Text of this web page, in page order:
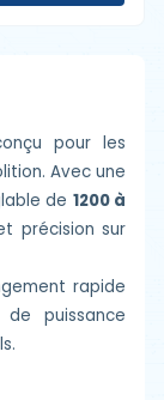
pour les
Avec une
de 1200 à
précision sur
rapide
puissance